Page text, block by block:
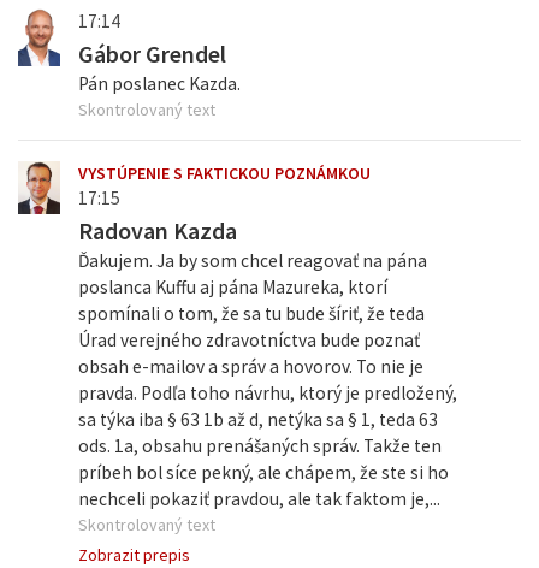
17:14
Gábor Grendel
Pán poslanec Kazda.
Skontrolovaný text
VYSTÚPENIE S FAKTICKOU POZNÁMKOU
17:15
Radovan Kazda
Ďakujem. Ja by som chcel reagovať na pána
poslanca Kuffu aj pána Mazureka, ktorí
spomínali o tom, že sa tu bude šíriť, že teda
Úrad verejného zdravotníctva bude poznať
obsah e-mailov a správ a hovorov. To nie je
pravda. Podľa toho návrhu, ktorý je predložený,
sa týka iba § 63 1b až d, netýka sa § 1, teda 63
ods. 1a, obsahu prenášaných správ. Takže ten
príbeh bol síce pekný, ale chápem, že ste si ho
nechceli pokaziť pravdou, ale tak faktom je,...
Skontrolovaný text
Zobrazit prepis